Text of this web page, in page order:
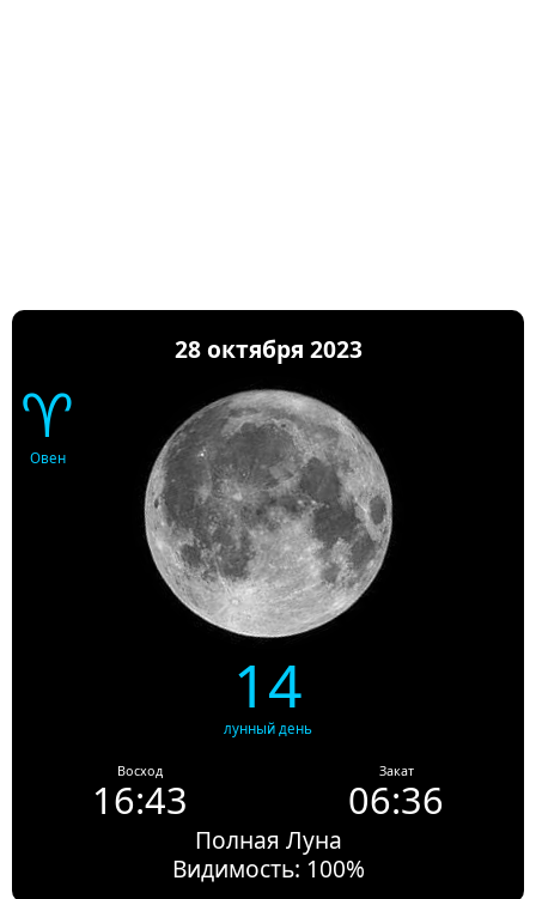
28 октября 2023
♈
Овен
14
лунный день
Восход
16:43
Закат
06:36
Полная Луна
Видимость: 100%